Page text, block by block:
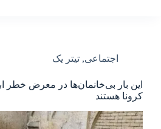
اجتماعی, تیتر یک
این بار بی‌خانمان‌ها در معرض خطر
کرونا هستند